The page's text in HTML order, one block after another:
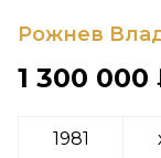
Рожнев
1 300 000
1981